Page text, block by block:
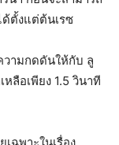
ตั้งแต่ต้นเรซ
วามกดดันให้กับ ลู
ลือเพียง 1.5 วินาที
ฉพาะในเรื่อง